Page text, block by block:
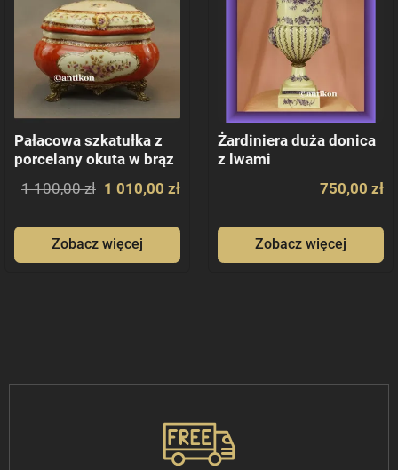
Pałacowa szkatułka z
porcelany okuta w brąz
1 100,00 zł 1 010,00 zł
Zobacz więcej
Żardiniera duża donica
z lwami
750,00 zł
Zobacz więcej